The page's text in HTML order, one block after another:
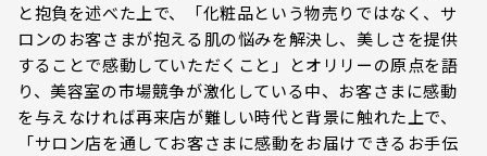
と抱負を述べた上で、「化粧品という物売りではなく、サ
ロンのお客さまが抱える肌の悩みを解決し、美しさを提供
することで感動していただくこと」とオリリーの原点を語
り、美容室の市場競争が激化している中、お客さまに感動
を与えなければ再来店が難しい時代と背景に触れた上で、
「サロン店を通してお客さまに感動をお届けできるお手伝